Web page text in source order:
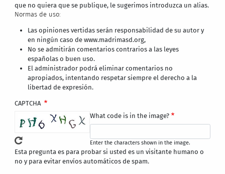
que no quiera que se publique, le sugerimos introduzca un alias.
Normas de uso:
Las opiniones vertidas serán responsabilidad de su autor y
en ningún caso de www.madrimasd.org,
No se admitirán comentarios contrarios a las leyes
españolas o buen uso.
El administrador podrá eliminar comentarios no
apropiados, intentando respetar siempre el derecho a la
libertad de expresión.
CAPTCHA
What code is in the image?
Enter the characters shown in the image.
Esta pregunta es para probar si usted es un visitante humano o
no y para evitar envíos automáticos de spam.